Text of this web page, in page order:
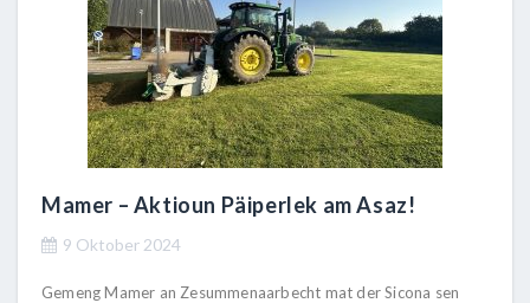
Mamer – Aktioun Päiperlek am Asaz!
9 Oktober 2024
Gemeng Mamer an Zesummenaarbecht mat der Sicona sen